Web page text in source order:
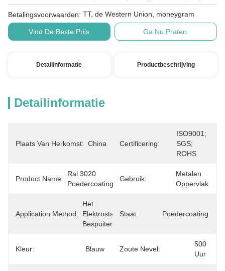
Betalingsvoorwaarden: TT, de Western Union, moneygram
Vind De Beste Prijs Ga Nu Praten.
Detailinformatie Productbeschrijving
Detailinformatie
Plaats Van Herkomst: China Certificering:
ISO9001;
SGS;
ROHS
Product Name:
Ral 3020
Poedercoating
Gebruik:
Metalen
Oppervlak
Application Method:
Het
Elektrostatische
Bespuiten
Staat: Poedercoating
Kleur: Blauw Zoute Nevel:
500
Uur